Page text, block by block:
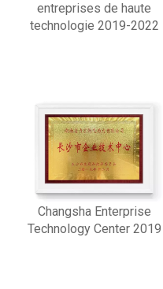
entreprises de haute
technologie 2019-2022
Changsha Enterprise
Technology Center 2019